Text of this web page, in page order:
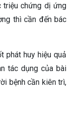
triệu chứng dị ứng
thì cần đến bác
phát huy hiệu quả
tác dụng của bài
bệnh cần kiên trì,